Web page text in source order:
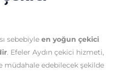
sebebiyle en yoğun çekici
. Efeler Aydın çekici hizmeti,
müdahale edebilecek şekilde